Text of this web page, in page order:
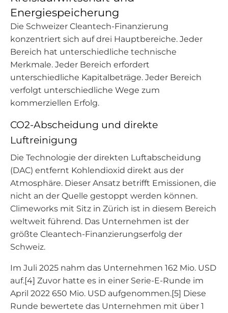
Energiespeicherung
Die Schweizer Cleantech-Finanzierung
konzentriert sich auf drei Hauptbereiche. Jeder
Bereich hat unterschiedliche technische
Merkmale. Jeder Bereich erfordert
unterschiedliche Kapitalbeträge. Jeder Bereich
verfolgt unterschiedliche Wege zum
kommerziellen Erfolg.
CO2-Abscheidung und direkte
Luftreinigung
Die Technologie der direkten Luftabscheidung
(DAC) entfernt Kohlendioxid direkt aus der
Atmosphäre. Dieser Ansatz betrifft Emissionen, die
nicht an der Quelle gestoppt werden können.
Climeworks mit Sitz in Zürich ist in diesem Bereich
weltweit führend. Das Unternehmen ist der
größte Cleantech-Finanzierungserfolg der
Schweiz.
Im Juli 2025 nahm das Unternehmen 162 Mio. USD
auf.[4] Zuvor hatte es in einer Serie-E-Runde im
April 2022 650 Mio. USD aufgenommen.[5] Diese
Runde bewertete das Unternehmen mit über 1